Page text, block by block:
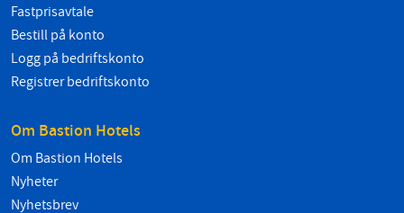
Fastprisavtale
Bestill på konto
Logg på bedriftskonto
Registrer bedriftskonto
Om Bastion Hotels
Om Bastion Hotels
Nyheter
Nyhetsbrev